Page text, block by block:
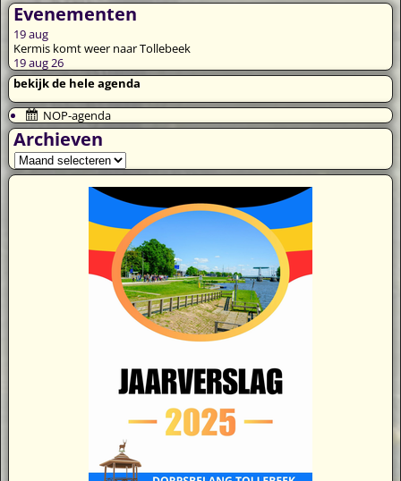
Evenementen
19aug
Kermis komt weer naar Tollebeek
19 aug 26
bekijk de hele agenda
NOP-agenda
Archieven